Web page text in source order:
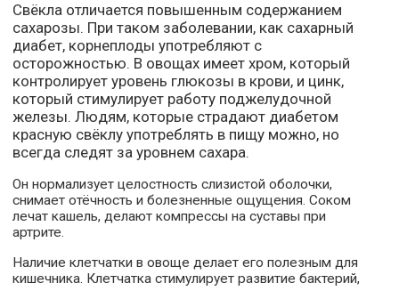
Свёкла отличается повышенным содержанием
сахарозы. При таком заболевании, как сахарный
диабет, корнеплоды употребляют с
осторожностью. В овощах имеет хром, который
контролирует уровень глюкозы в крови, и цинк,
который стимулирует работу поджелудочной
железы. Людям, которые страдают диабетом
красную свёклу употреблять в пищу можно, но
всегда следят за уровнем сахара.
Он нормализует целостность слизистой оболочки,
снимает отёчность и болезненные ощущения. Соком
лечат кашель, делают компрессы на суставы при
артрите.
Наличие клетчатки в овоще делает его полезным для
кишечника. Клетчатка стимулирует развитие бактерий,